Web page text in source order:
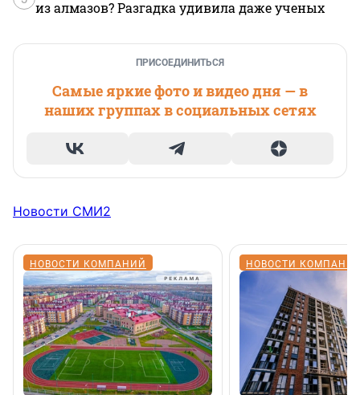
из алмазов? Разгадка удивила даже ученых
ПРИСОЕДИНИТЬСЯ
Самые яркие фото и видео дня — в
наших группах в социальных сетях
Новости СМИ2
НОВОСТИ КОМПАНИЙ НОВОСТИ